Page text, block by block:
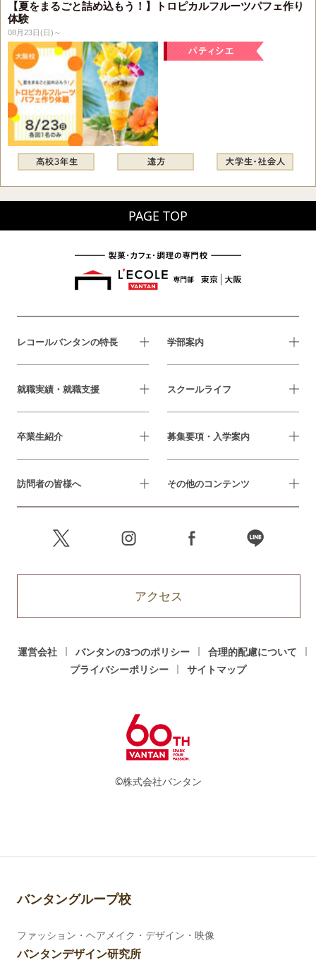
【夏をまるごと詰め込もう！】トロピカルフルーツパフェ作り
体験
08月23日(日)～
PAGE TOP
レコールバンタンの特長 学部案内
就職実績・就職支援 スクールライフ
卒業生紹介 募集要項・入学案内
訪問者の皆様へ その他のコンテンツ
アクセス
運営会社 バンタンの3つのポリシー
合理的配慮について
プライバシーポリシー
サイトマップ
©株式会社バンタン
バンタングループ校
ファッション・ヘアメイク・デザイン・映像
バンタンデザイン研究所